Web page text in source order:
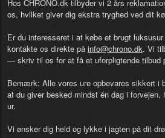
Hos CHRONO.dk tilbyder vi 2 års
os, hvilket giver dig ekstra tryghed ved dit
Er du interesseret i at købe et brugt
kontakte os direkte på info@chrono.dk. Vi
— skriv til os for at få et uforpligtende tilbud
Bemærk: Alle vores ure opbevares sikkert i
at du giver besked mindst én dag i
ur.
Vi ønsker dig held og lykke i jagten på dit